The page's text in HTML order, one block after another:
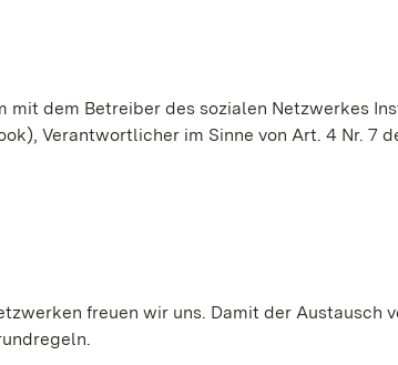
dem Betreiber des sozialen Netzwerkes
Verantwortlicher im Sinne von Art. 4 Nr. 7
freuen wir uns. Damit der Austausch